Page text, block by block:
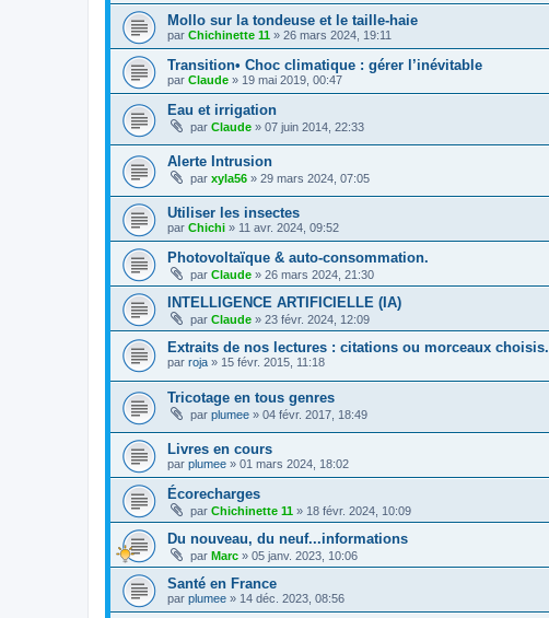
Mollo sur la tondeuse et le taille-haie
par Chichinette 11 » 26 mars 2024, 19:11
Transition• Choc climatique : gérer l’inévitable
par Claude » 19 mai 2019, 00:47
Eau et irrigation
par Claude » 07 juin 2014, 22:33
Alerte Intrusion
par xyla56 » 29 mars 2024, 07:05
Utiliser les insectes
par Chichi » 11 avr. 2024, 09:52
Photovoltaïque & auto-consommation.
par Claude » 26 mars 2024, 21:30
INTELLIGENCE ARTIFICIELLE (IA)
par Claude » 23 févr. 2024, 12:09
Extraits de nos lectures : citations ou morceaux choisis.
par roja » 15 févr. 2015, 11:18
Tricotage en tous genres
par plumee » 04 févr. 2017, 18:49
Livres en cours
par plumee » 01 mars 2024, 18:02
Écorecharges
par Chichinette 11 » 18 févr. 2024, 10:09
Du nouveau, du neuf...informations
par Marc » 05 janv. 2023, 10:06
Santé en France
par plumee » 14 déc. 2023, 08:56